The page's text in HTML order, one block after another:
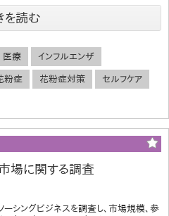
を読む
医療 インフルエンザ
粉症 花粉症対策 セルフケア
場に関する調査
シングビジネスを調査し、市場規模、参